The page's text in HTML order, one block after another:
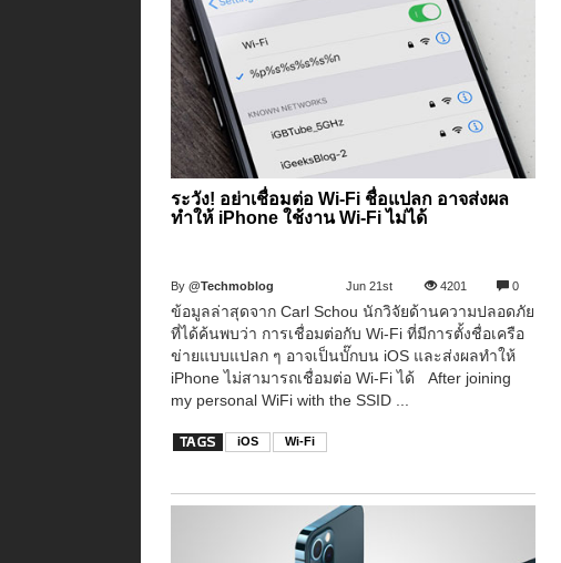
ระวัง! อย่าเชื่อมต่อ Wi-Fi ชื่อแปลก อาจส่งผล
ทำให้ iPhone ใช้งาน Wi-Fi ไม่ได้
By@Techmoblog Jun 21st 4201 0
ข้อมูลล่าสุดจาก Carl Schou นักวิจัยด้านความปลอดภัย
ที่ได้ค้นพบว่า การเชื่อมต่อกับ Wi-Fi ที่มีการตั้งชื่อเครือ
ข่ายแบบแปลก ๆ อาจเป็นบั๊กบน iOS และส่งผลทำให้
iPhone ไม่สามารถเชื่อมต่อ Wi-Fi ได้ After joining
my personal WiFi with the SSID ...
iOS Wi-Fi